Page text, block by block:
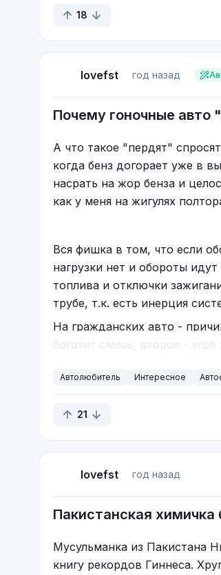
18
lovefst год назад
Почему гоночные авто
А что такое "пердят"
когда бенз догорает уже в
насрать на жор бенза и
как у меня на жигулях
Вся фишка в том, что если
нагрузки нет и обороты
топлива и отключки
трубе, т.к. есть инерция
На гражданских авто -
богатит смесь, второе -
Автолюбитель Интересное
21
lovefst год назад
Пакистанская химичка
Мусульманка из Пакистана
книгу рекордов Гиннеса.